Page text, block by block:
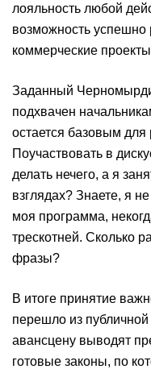
лояльность любой
возможность успешно
коммерческие
Заданный
подхвачен
остается базовым для
Поучаствовать в
делать нечего, а я
взглядах? Знаете, я
моя программа,
трескотней. Сколько
фразы?
В итоге принятие
перешло из
авансцену выводят
готовые законы, по